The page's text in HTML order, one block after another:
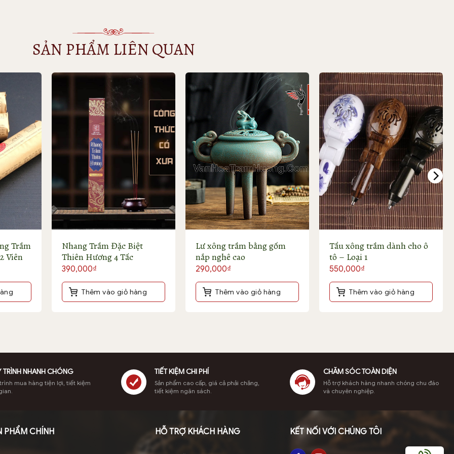
rừng Quảng Nam
SẢN PHẨM LIÊN QUAN
Trầm
Viên
Nhang Trầm Đặc Biệt
Thiên Hương 4 Tấc
390,000₫
Thêm vào giỏ hàng
Lư xông trầm bằng gốm
nắp nghê cao
290,000₫
Thêm vào giỏ hàng
Tẩu xông trầm dành cho ô
tô – Loại 1
550,000₫
Thêm vào giỏ hàng
TRÌNH NHANH CHÓNG
mua hàng tiện lợi, tiết kiệm
TIẾT KIỆM CHI PHÍ
Sản phẩm cao cấp, giá cả phải chăng,
tiết kiệm ngân sách.
CHĂM SÓC TOÀN DIỆN
Hỗ trợ khách hàng nhanh chóng chu đáo
và chuyên nghiệp.
PHẨM CHÍNH HỖ TRỢ KHÁCH HÀNG KẾT NỐI VỚI CHÚNG TÔI